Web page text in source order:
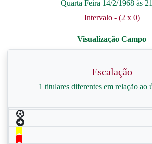
Quarta Feira 14/2/1968 às
Intervalo - (2 x 0)
Escalação
1 titulares diferentes em relação ao